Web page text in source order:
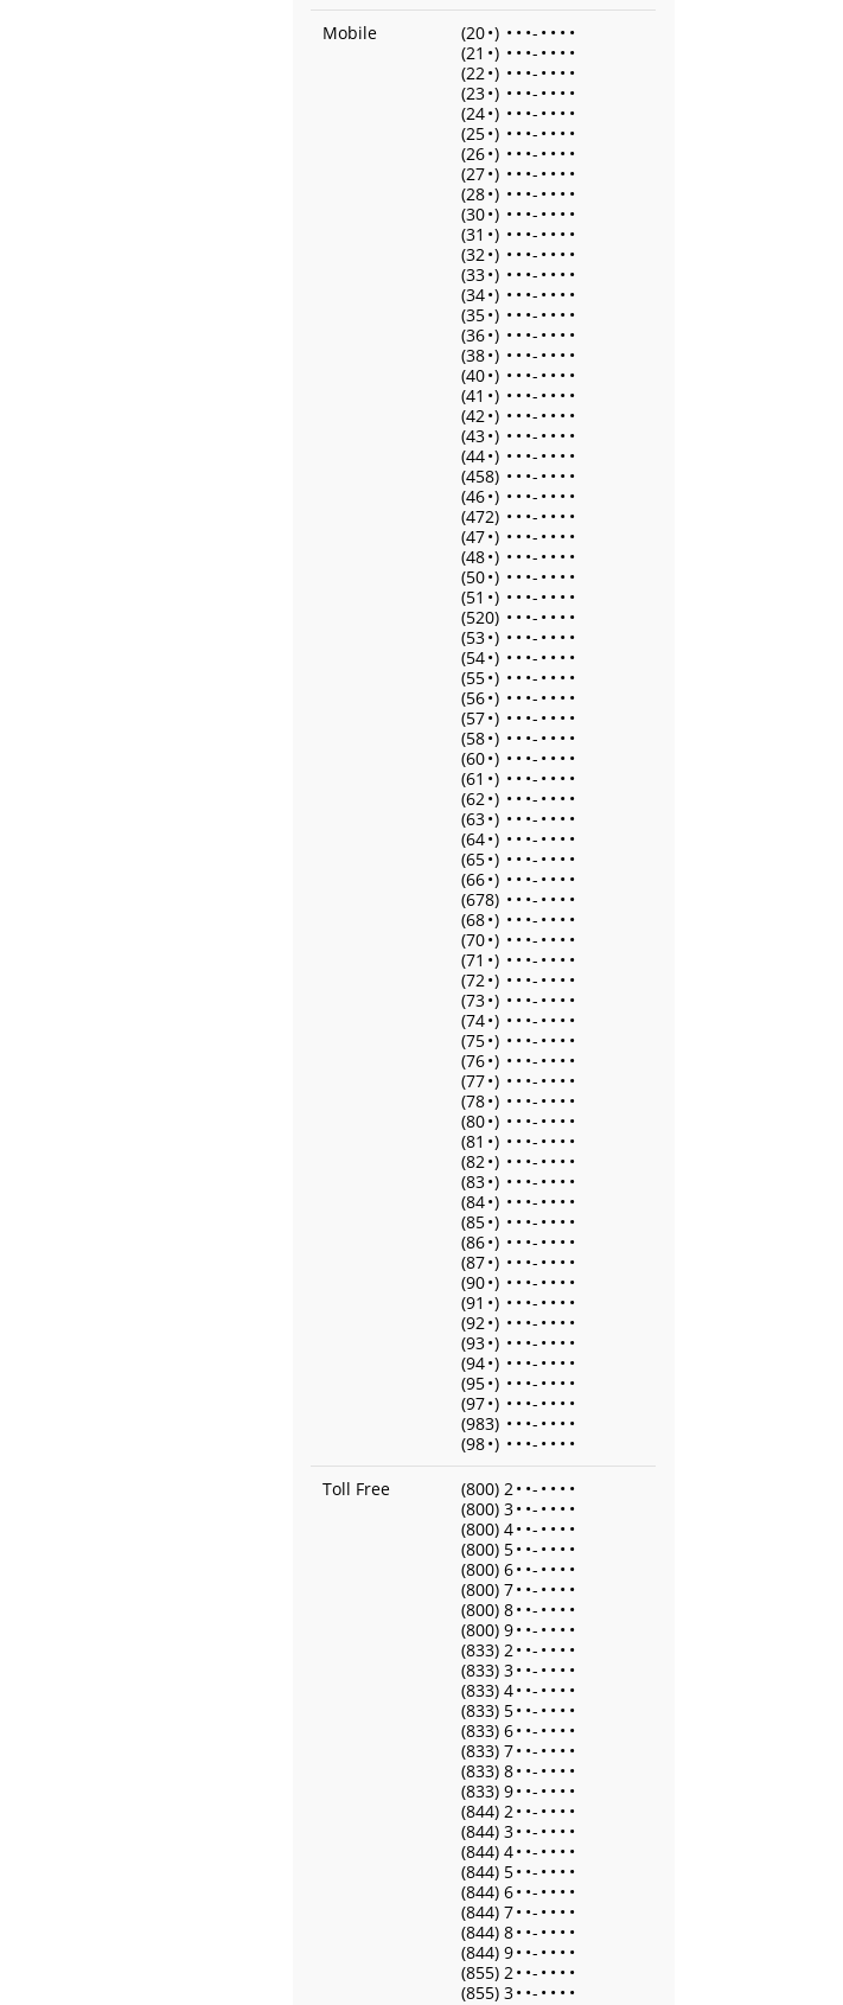
Mobile
(20•) • • •- • • • •
(21 •) • • •- • • • •
(22•) • • •- • • • •
(23•) • • •- • • • •
(24•) • • •- • • • •
(25•) • • •- • • • •
(26•) • • •- • • • •
(27•) • • •- • • • •
(28•) • • •- • • • •
(30•) • • •- • • • •
(31 •) • • •- • • • •
(32•) • • •- • • • •
(33•) • • •- • • • •
(34•) • • •- • • • •
(35•) • • •- • • • •
(36•) • • •- • • • •
(38•) • • •- • • • •
(40•) • • •- • • • •
(41 •) • • •- • • • •
(42•) • • •- • • • •
(43•) • • •- • • • •
(44•) • • •- • • • •
(458) • • •- • • • •
(46•) • • •- • • • •
(472) • • •- • • • •
(47•) • • •- • • • •
(48•) • • •- • • • •
(50•) • • •- • • • •
(51 •) • • •- • • • •
(520) • • •- • • • •
(53•) • • •- • • • •
(54•) • • •- • • • •
(55•) • • •- • • • •
(56•) • • •- • • • •
(57•) • • •- • • • •
(58•) • • •- • • • •
(60•) • • •- • • • •
(61 •) • • •- • • • •
(62•) • • •- • • • •
(63•) • • •- • • • •
(64•) • • •- • • • •
(65•) • • •- • • • •
(66•) • • •- • • • •
(678) • • •- • • • •
(68•) • • •- • • • •
(70•) • • •- • • • •
(71 •) • • •- • • • •
(72•) • • •- • • • •
(73•) • • •- • • • •
(74•) • • •- • • • •
(75•) • • •- • • • •
(76•) • • •- • • • •
(77•) • • •- • • • •
(78•) • • •- • • • •
(80•) • • •- • • • •
(81 •) • • •- • • • •
(82•) • • •- • • • •
(83•) • • •- • • • •
(84•) • • •- • • • •
(85•) • • •- • • • •
(86•) • • •- • • • •
(87•) • • •- • • • •
(90•) • • •- • • • •
(91 •) • • •- • • • •
(92•) • • •- • • • •
(93•) • • •- • • • •
(94•) • • •- • • • •
(95•) • • •- • • • •
(97•) • • •- • • • •
(983) • • •- • • • •
(98•) • • •- • • • •
Toll Free
(800) 2• •- • • • •
(800) 3• •- • • • •
(800) 4• •- • • • •
(800) 5• •- • • • •
(800) 6• •- • • • •
(800) 7• •- • • • •
(800) 8• •- • • • •
(800) 9• •- • • • •
(833) 2• •- • • • •
(833) 3• •- • • • •
(833) 4• •- • • • •
(833) 5• •- • • • •
(833) 6• •- • • • •
(833) 7• •- • • • •
(833) 8• •- • • • •
(833) 9• •- • • • •
(844) 2• •- • • • •
(844) 3• •- • • • •
(844) 4• •- • • • •
(844) 5• •- • • • •
(844) 6• •- • • • •
(844) 7• •- • • • •
(844) 8• •- • • • •
(844) 9• •- • • • •
(855) 2• •- • • • •
(855) 3• •- • • • •